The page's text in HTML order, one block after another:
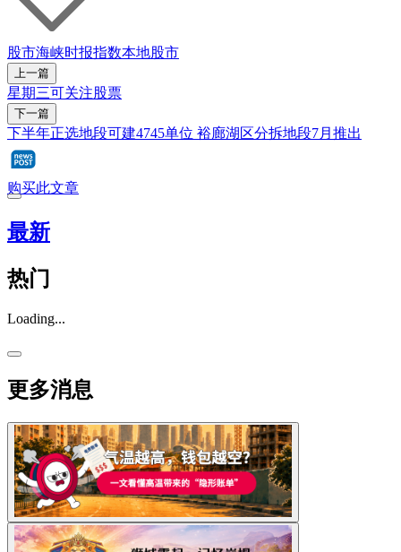
股市海峡时报指数本地股市
上一篇
星期三可关注股票
下一篇
下半年正选地段可建4745单位 裕廊湖区分拆地段7月推出
购买此文章
最新
热门
Loading...
更多消息